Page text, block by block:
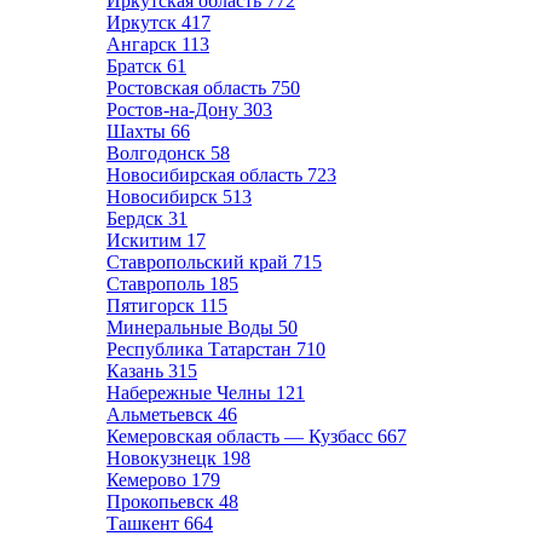
Иркутск 417
Ангарск 113
Братск 61
Ростовская область 750
Ростов-на-Дону 303
Шахты 66
Волгодонск 58
Новосибирская область 723
Новосибирск 513
Бердск 31
Искитим 17
Ставропольский край 715
Ставрополь 185
Пятигорск 115
Минеральные Воды 50
Республика Татарстан 710
Казань 315
Набережные Челны 121
Альметьевск 46
Кемеровская область — Кузбасс 667
Новокузнецк 198
Кемерово 179
Прокопьевск 48
Ташкент 664